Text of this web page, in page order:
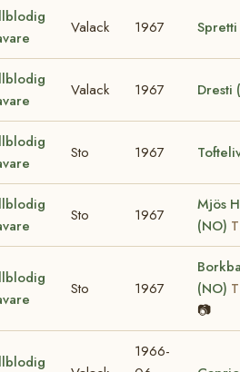
Valack 1967
Valack 1967 Dresti
Sto 1967
Sto 1967
Mjös
(NO)
Sto 1967
(NO)
📷
1966-